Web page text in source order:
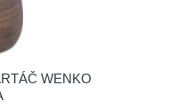
WENKO